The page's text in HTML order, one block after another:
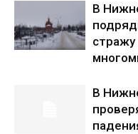
В
В